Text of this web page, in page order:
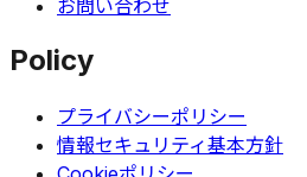
お問い合わせ
Policy
プライバシーポリシー
情報セキュリティ基本方針